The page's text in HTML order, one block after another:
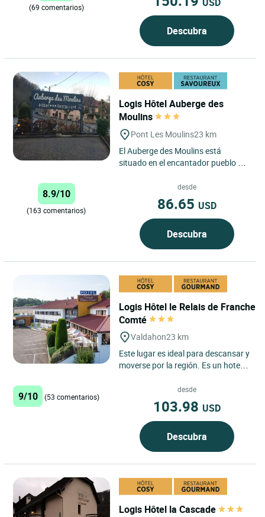
(69 comentarios)
Descubra
Logis Hôtel Auberge des
Moulins
Pont Les Moulins23 km
El Auberge des Moulins está
situado en el encantador pueblo de
Franche-Comté, una región...
8.9/10
(163 comentarios)
desde
86.65 USD
Descubra
Logis Hôtel le Relais de Franche
Comté
Valdahon23 km
Este lugar es ideal para descansar y
moverse por la región. Es un hotel
tranquilo y que ofrece...
9/10 (53 comentarios)
desde
103.98 USD
Descubra
Logis Hôtel la Cascade